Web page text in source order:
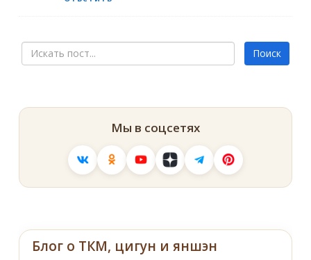
Мы в соцсетях
Блог о ТКМ, цигун и яншэн